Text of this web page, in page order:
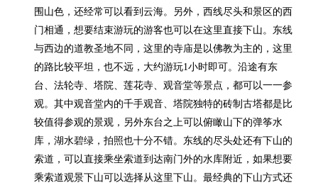
围山色，还经常可以看到云海。另外，西线尽头和景区的西
门相通，想要结束游玩的游客也可以在这里直接下山。东线
与西边的道教圣地不同，这里的寺庙是以佛教为主的，这里
的路比较平坦，也不远，大约游玩1小时即可。沿途有东
台、法轮寺、塔院、莲花寺、观音堂等景点，都可以一一参
观。其中观音堂内的千手观音、塔院独特的砖制古塔都是比
较值得参观的景观，另外东台之上可以俯瞰山下的弹筝水
库，湖水碧绿，拍照也十分不错。东线的尽头处还有下山的
索道，可以直接乘坐索道到达南门外的水库附近，如果想要
乘索道观景下山可以选择从这里下山。最经典的下山方式还